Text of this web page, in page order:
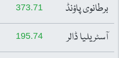
برطانوی پاؤنڈ 373.71
آسٹریلیا ڈالر 195.74